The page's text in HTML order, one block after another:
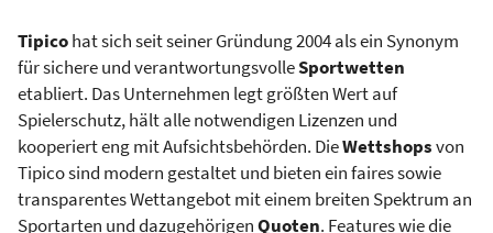
Tipicohat sich seit seiner Gründung 2004 als ein Synonym
für sichere und verantwortungsvolleSportwetten
etabliert. Das Unternehmen legt größten Wert auf
Spielerschutz, hält alle notwendigen Lizenzen und
kooperiert eng mit Aufsichtsbehörden. DieWettshopsvon
Tipico sind modern gestaltet und bieten ein faires sowie
transparentes Wettangebot mit einem breiten Spektrum an
Sportarten und dazugehörigenQuoten. Features wie die